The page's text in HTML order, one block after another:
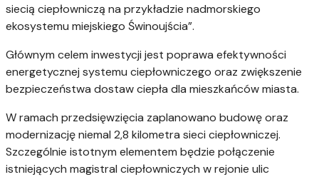
siecią ciepłowniczą na przykładzie nadmorskiego
ekosystemu miejskiego Świnoujścia”.
Głównym celem inwestycji jest poprawa efektywności
energetycznej systemu ciepłowniczego oraz zwiększenie
bezpieczeństwa dostaw ciepła dla mieszkańców miasta.
W ramach przedsięwzięcia zaplanowano budowę oraz
modernizację niemal 2,8 kilometra sieci ciepłowniczej.
Szczególnie istotnym elementem będzie połączenie
istniejących magistral ciepłowniczych w rejonie ulic